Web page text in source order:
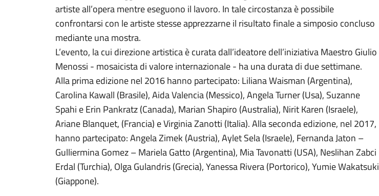
artiste all’opera mentre eseguono il lavoro. In tale circostanza è possibile
confrontarsi con le artiste stesse apprezzarne il risultato finale a simposio concluso
mediante una mostra.
L’evento, la cui direzione artistica è curata dall’ideatore dell’iniziativa Maestro Giulio
Menossi - mosaicista di valore internazionale - ha una durata di due settimane.
Alla prima edizione nel 2016 hanno partecipato: Liliana Waisman (Argentina),
Carolina Kawall (Brasile), Aida Valencia (Messico), Angela Turner (Usa), Suzanne
Spahi e Erin Pankratz (Canada), Marian Shapiro (Australia), Nirit Karen (Israele),
Ariane Blanquet, (Francia) e Virginia Zanotti (Italia). Alla seconda edizione, nel 2017,
hanno partecipato: Angela Zimek (Austria), Aylet Sela (Israele), Fernanda Jaton –
Gulliermina Gomez – Mariela Gatto (Argentina), Mia Tavonatti (USA), Neslihan Zabci
Erdal (Turchia), Olga Gulandris (Grecia), Yanessa Rivera (Portorico), Yumie Wakatsuki
(Giappone).